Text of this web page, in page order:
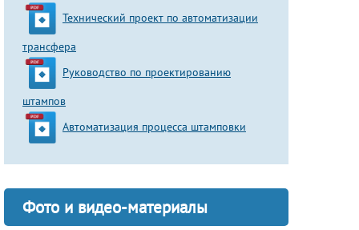
Технический проект по автоматизации
трансфера
Руководство по проектированию
штампов
Автоматизация процесса штамповки
Фото и видео-материалы